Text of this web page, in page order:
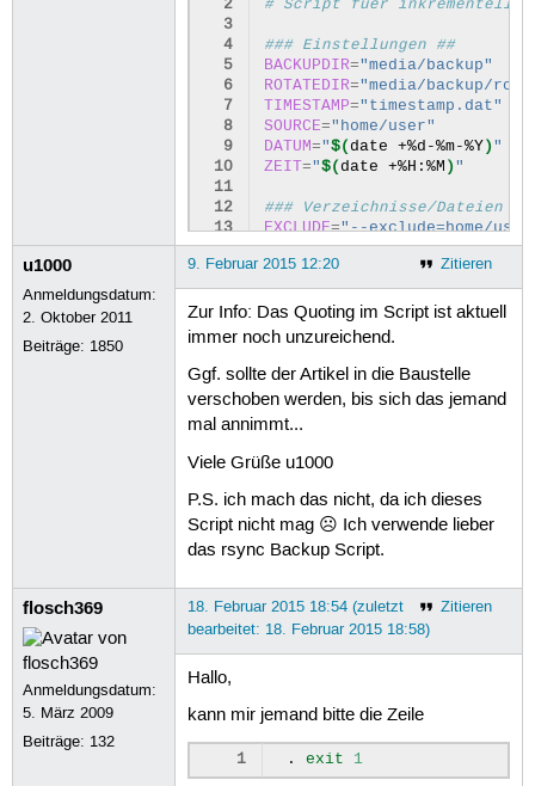
  2
  3
  4
  5
  6
  7
  8
  9
10
11
12
13
14
15
16
17
20
21
22
23
25
26
28
29
31
32
33
34
35
37
40
# Script fuer inkrementelles
### Einstellungen ##
BACKUPDIR="media/backup"
ROTATEDIR="media/backup/
TIMESTAMP="timestamp.dat"
SOURCE="home/user"
DATUM="$(date +%d-%m-%Y) "
ZEIT="$(date +%H:%M ) "
### Verzeichnisse/Dateien
EXCLUDE="--exclude=home/
### Wechsel in root damit
cd /
### Backupverzeichnis
### Test ob
if
[ ! -d "${BACKUPDIR}" ]
Hallo Admin,
das Backup am ${DATUM}
Mit freundlichem Gruss
EOM
fi
### Alle Variablen einlesen
set -- "${BACKUPDIR}"
backupnr=${ backupnr
backupnr= $
u1000
Anmeldungsdatum:
2. Oktober 2011
Beiträge: 1850
Zitieren
9. Februar 2015 12:20
Zur Info: Das Quoting im Script ist aktuell
immer noch unzureichend.
Ggf. sollte der Artikel in die Baustelle
verschoben werden, bis sich das jemand
mal annimmt...
Viele Grüße u1000
P.S. ich mach das nicht, da ich dieses
Script nicht mag ☹ Ich verwende lieber
das rsync Backup Script.
flosch369
Anmeldungsdatum:
5. März 2009
Beiträge: 132
Zitieren
18. Februar 2015 18:54 (zuletzt
bearbeitet: 18. Februar 2015 18:58)
Hallo,
kann mir jemand bitte die Zeile
1 . exit 1